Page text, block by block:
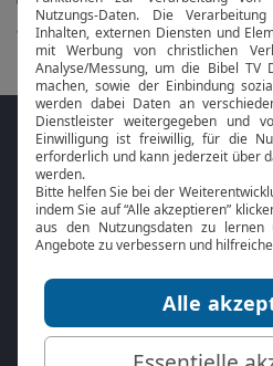
alle anzeigen...
Folge
Sozialen
Online Bibel
BibelTV können Sie